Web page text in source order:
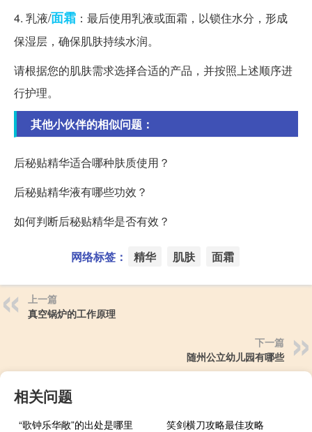
4. 乳液/面霜 ：最后使用乳液或面霜，以锁住水分，形成
保湿层，确保肌肤持续水润。
请根据您的肌肤需求选择合适的产品，并按照上述顺序进
行护理。
其他小伙伴的相似问题：
后秘贴精华适合哪种肤质使用？
后秘贴精华液有哪些功效？
如何判断后秘贴精华是否有效？
网络标签： 精华 肌肤 面霜
上一篇
真空锅炉的工作原理
下一篇
随州公立幼儿园有哪些
相关问题
“歌钟乐华敞”的出处是哪里
笑剑横刀攻略最佳攻略